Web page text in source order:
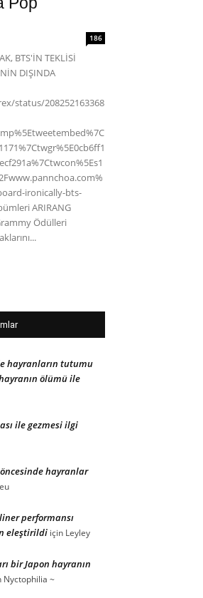
186
BTS'İN TEKLİSİ
DIŞINDA
status/208252163368
ironically-bts-
ARIRANG
Ödülleri
hayranların tutumu
ölümü ile
ile gezmesi ilgi
öncesinde hayranlar
performansı
eleştirildi için Leyley
bir Japon hayranın
Nyctophilia ~